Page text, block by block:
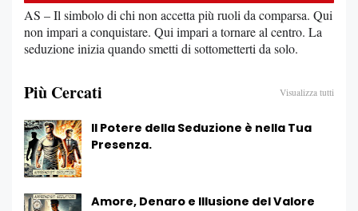
AS – Il simbolo di chi non accetta più ruoli da comparsa. Qui
non impari a conquistare. Qui impari a tornare al centro. La
seduzione inizia quando smetti di sottometterti da solo.
Più Cercati Visualizza tutti
Il Potere della Seduzione è nella Tua
Presenza.
Amore, Denaro e Illusione del Valore